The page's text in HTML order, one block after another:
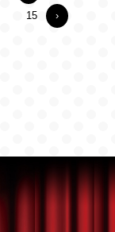
15
›